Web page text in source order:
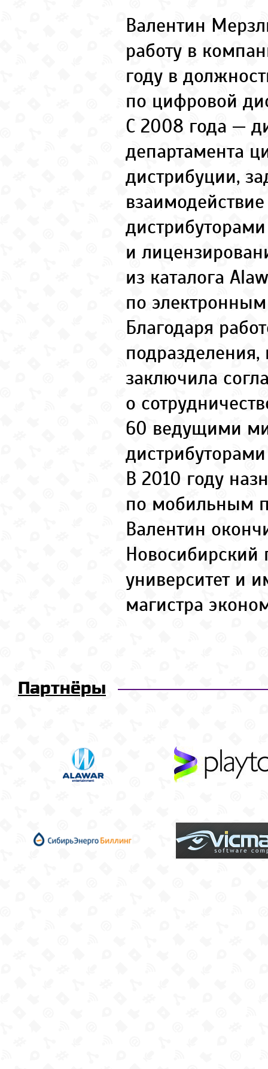
Валентин
работу в
году в
по цифровой
С 2008 года —
департамента
дистрибуции,
дистрибуторами
и
из каталога
по
Благодаря
заключила
о
60 ведущими
В 2010 году
по мобильным
Валентин
Новосибирский
университет и
магистра
Партнёры